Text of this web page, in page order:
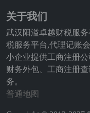
关于我们
武汉阳溢卓越财税服
税服务平台,代理记账
小企业提供工商注册
财务外包、工商注册
务。
普通地图